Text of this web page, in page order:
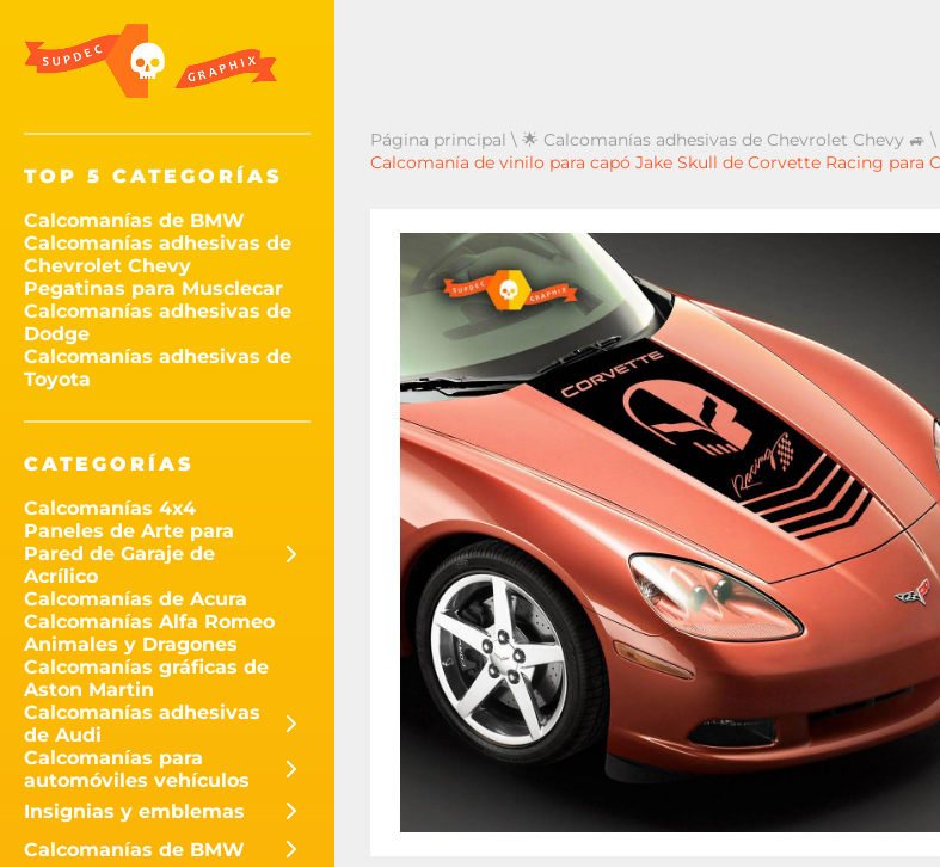
TOP 5 CATEGORÍAS
Calcomanías de BMW
Calcomanías adhesivas de
Chevrolet Chevy
Pegatinas para Musclecar
Calcomanías adhesivas de
Dodge
Calcomanías adhesivas de
Toyota
CATEGORÍAS
Calcomanías 4x4
Paneles de Arte para
Pared de Garaje de
Acrílico
Calcomanías de Acura
Calcomanías Alfa Romeo
Animales y Dragones
Calcomanías gráficas de
Aston Martin
Calcomanías adhesivas
de Audi
Calcomanías para
automóviles vehículos
Insignias y emblemas
Calcomanías de BMW
Página principal \ 🌟 Calcomanías adhesivas de Chevrolet Chevy 🚙 \
Calcomanía de vinilo para capó Jake Skull de Corvette Racing para